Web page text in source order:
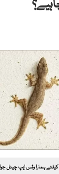
کیلئے ہمارا وٹس ایپ چینل